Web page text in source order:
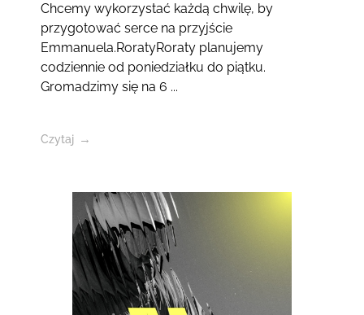
Chcemy wykorzystać każdą chwilę, by
przygotować serce na przyjście
Emmanuela.RoratyRoraty planujemy
codziennie od poniedziałku do piątku.
Gromadzimy się na 6 ...
Czytaj